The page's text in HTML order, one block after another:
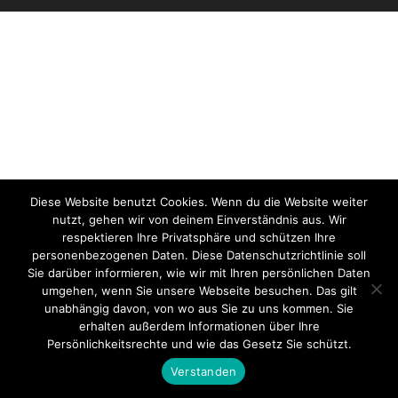
Diese Website benutzt Cookies. Wenn du die Website weiter
nutzt, gehen wir von deinem Einverständnis aus. Wir
respektieren Ihre Privatsphäre und schützen Ihre
personenbezogenen Daten. Diese Datenschutzrichtlinie soll
Sie darüber informieren, wie wir mit Ihren persönlichen Daten
umgehen, wenn Sie unsere Webseite besuchen. Das gilt
unabhängig davon, von wo aus Sie zu uns kommen. Sie
erhalten außerdem Informationen über Ihre
Persönlichkeitsrechte und wie das Gesetz Sie schützt.
Verstanden